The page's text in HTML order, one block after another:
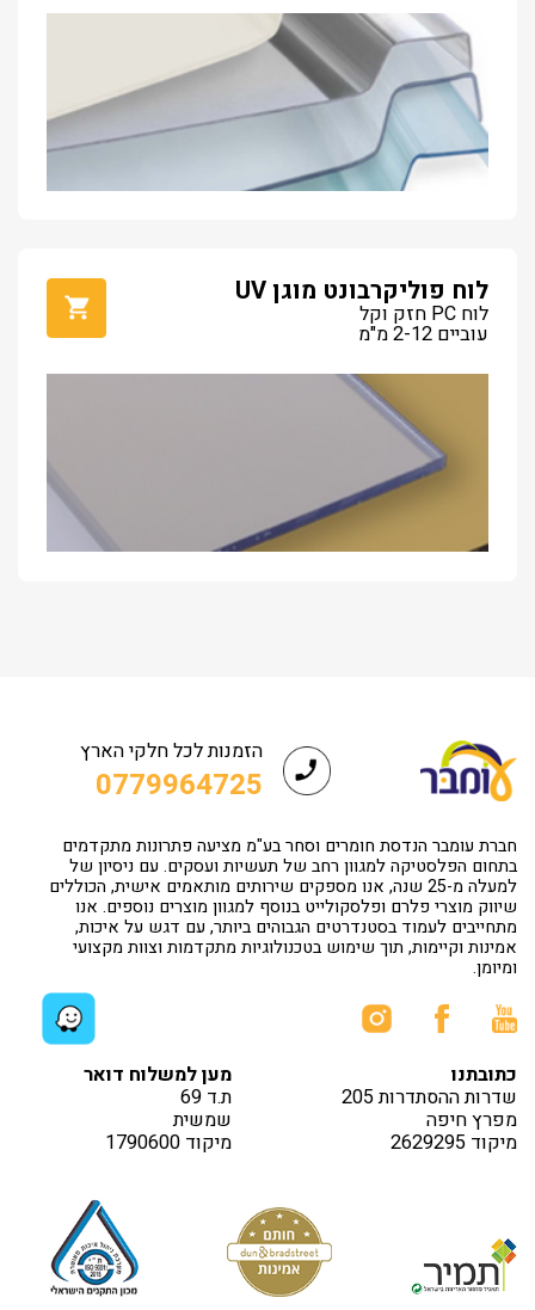
לוח פוליקרבונט מוגן UV
לוח PC חזק וקל
עוביים 2-12 מ"מ
הזמנות לכל חלקי הארץ
0779964725
חברת עומבר הנדסת חומרים וסחר בע"מ מציעה פתרונות מתקדמים
בתחום הפלסטיקה למגוון רחב של תעשיות ועסקים. עם ניסיון של
למעלה מ-25 שנה, אנו מספקים שירותים מותאמים אישית, הכוללים
שיווק מוצרי פלרם ופלסקולייט בנוסף למגוון מוצרים נוספים. אנו
מתחייבים לעמוד בסטנדרטים הגבוהים ביותר, עם דגש על איכות,
אמינות וקיימות, תוך שימוש בטכנולוגיות מתקדמות וצוות מקצועי
ומיומן.
כתובתנו
שדרות ההסתדרות 205
מפרץ חיפה
מיקוד 2629295
מען למשלוח דואר
ת.ד 69
שמשית
מיקוד 1790600